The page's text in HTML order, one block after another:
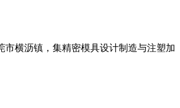
横沥镇，集精密模具设计制造与注塑加